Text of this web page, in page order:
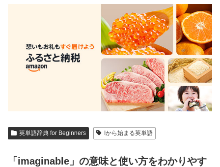
英単語辞典 for Beginners Iから始まる英単語
「imaginable」の意味と使い方をわかりやす